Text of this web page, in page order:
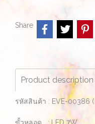
Share
Product description
รหัสสินค้า : EVE-00386 (
ขั้วหลอด : LED 7W